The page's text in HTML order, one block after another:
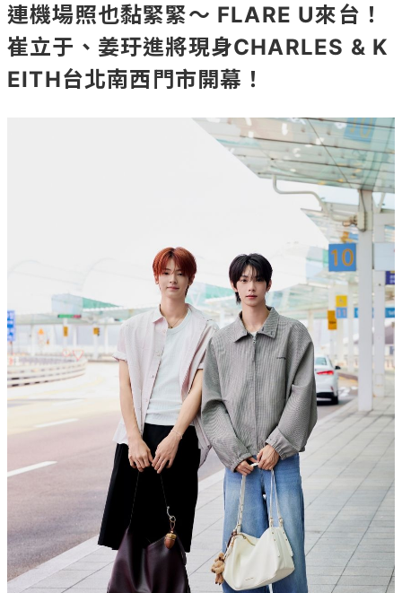
連機場照也黏緊緊～ FLARE U來台！
崔立于、姜玗進將現身CHARLES & K
EITH台北南西門市開幕！